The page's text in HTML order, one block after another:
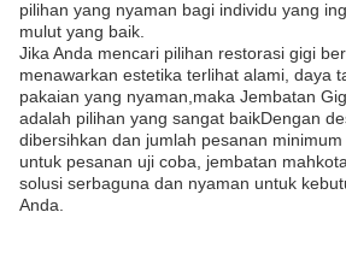
pilihan yang nyaman bagi individu yang
mulut yang baik.
Jika Anda mencari pilihan restorasi gigi
menawarkan estetika terlihat alami, daya
pakaian yang nyaman,maka Jembatan
adalah pilihan yang sangat baikDengan
dibersihkan dan jumlah pesanan
untuk pesanan uji coba, jembatan
solusi serbaguna dan nyaman untuk
Anda.